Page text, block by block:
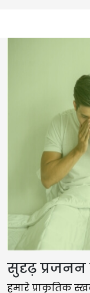
सुदृढ़ प्रजनन
हमारे प्राकृतिक